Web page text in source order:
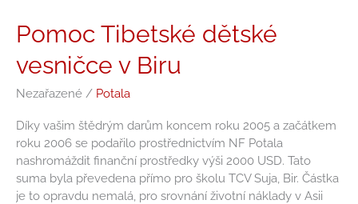
Pomoc Tibetské dětské
vesničce v Biru
Nezařazené / Potala
Díky vašim štědrým darům koncem roku 2005 a začátkem
roku 2006 se podařilo prostřednictvím NF Potala
nashromáždit finanční prostředky výši 2000 USD. Tato
suma byla převedena přímo pro školu TCV Suja, Bir. Částka
je to opravdu nemalá, pro srovnání životní náklady v Asii
Pomoc
Tibetské
dětské
v